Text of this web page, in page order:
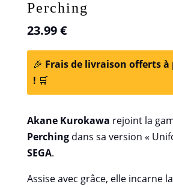
Perching
23.99€
🎉 Frais de livraison offerts à
! 🛒
Akane Kurokawa rejoint la
Perchingdans sa version «
SEGA.
Assise avec grâce, elle incarne